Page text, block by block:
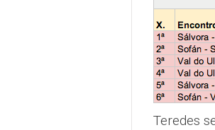
Teredes